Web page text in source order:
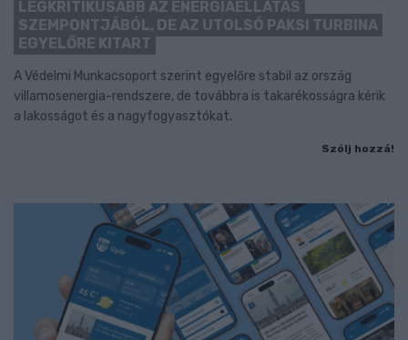
LEGKRITIKUSABB AZ ENERGIAELLÁTÁS
SZEMPONTJÁBÓL, DE AZ UTOLSÓ PAKSI TURBINA
EGYELŐRE KITART
A Védelmi Munkacsoport szerint egyelőre stabil az ország
villamosenergia-rendszere, de továbbra is takarékosságra kérik
a lakosságot és a nagyfogyasztókat.
Szólj hozzá!